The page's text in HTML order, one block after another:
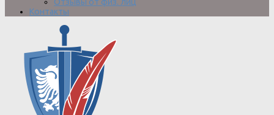
Отзывы от физ. лиц
Контакты